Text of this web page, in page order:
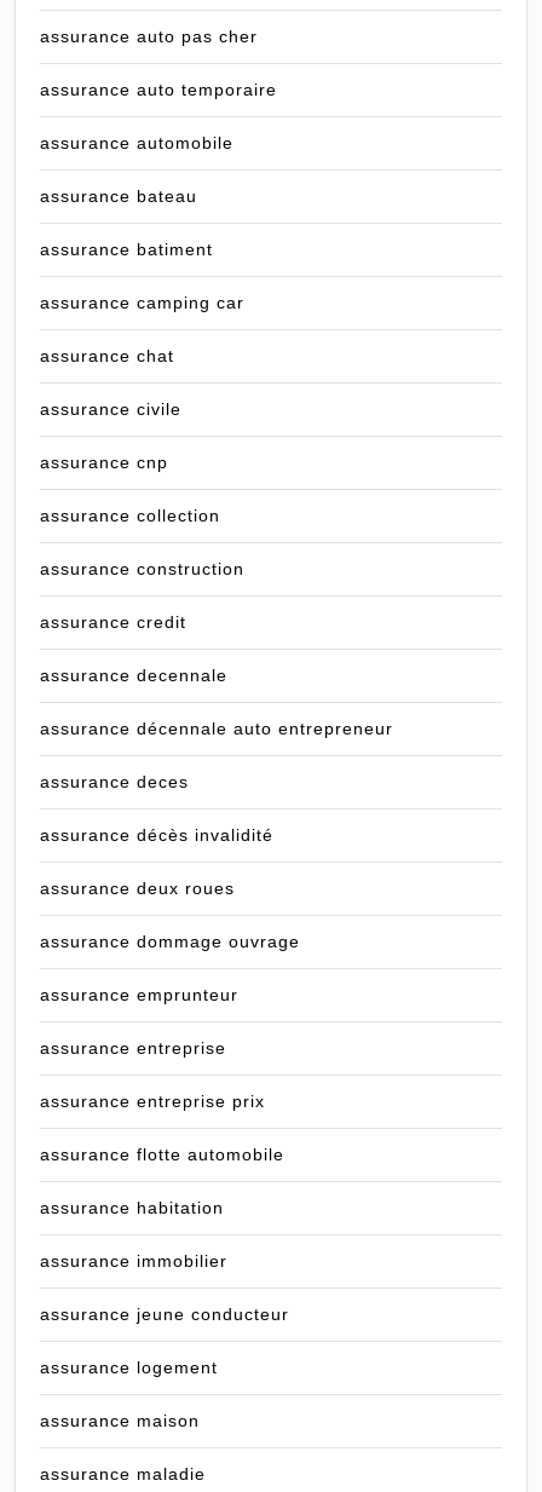
assurance auto pas cher
assurance auto temporaire
assurance automobile
assurance bateau
assurance batiment
assurance camping car
assurance chat
assurance civile
assurance cnp
assurance collection
assurance construction
assurance credit
assurance decennale
assurance décennale auto entrepreneur
assurance deces
assurance décès invalidité
assurance deux roues
assurance dommage ouvrage
assurance emprunteur
assurance entreprise
assurance entreprise prix
assurance flotte automobile
assurance habitation
assurance immobilier
assurance jeune conducteur
assurance logement
assurance maison
assurance maladie